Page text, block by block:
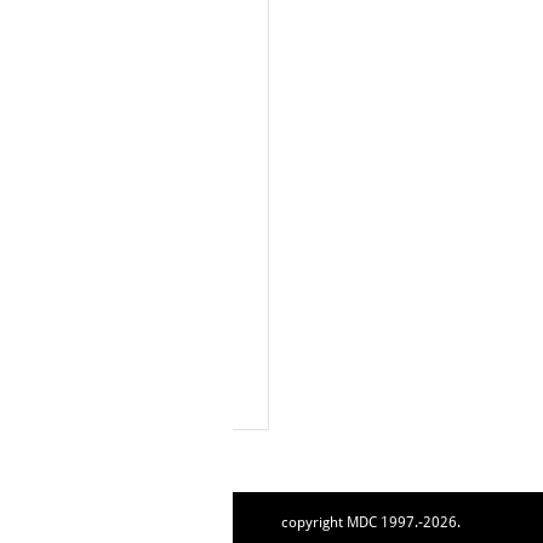
copyright MDC 1997.-2026.